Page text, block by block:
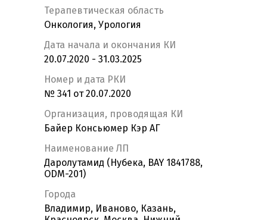
Терапевтическая область
Онкология, Урология
Дата начала и окончания КИ
20.07.2020 - 31.03.2025
Номер и дата РКИ
№ 341 от 20.07.2020
Организация, проводящая КИ
Байер Консьюмер Кэр АГ
Наименование ЛП
Даролутамид (Нубека, BAY 1841788,
ODM-201)
Города
Владимир, Иваново, Казань,